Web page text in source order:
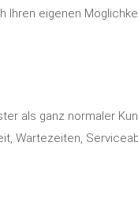
Ihren eigenen
als ganz normaler
Wartezeiten,